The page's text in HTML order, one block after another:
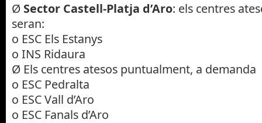
Ø Sector Castell-Platja d’Aro: els centres
seran:
o ESC Els Estanys
o INS Ridaura
Ø Els centres atesos puntualment, a demanda
o ESC Pedralta
o ESC Vall d’Aro
o ESC Fanals d’Aro